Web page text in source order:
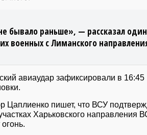
бывало раньше», — рассказал
военных с Лиманского
авиаудар зафиксировали в 16:45
Цаплиенко пишет, что ВСУ
Харьковского направления